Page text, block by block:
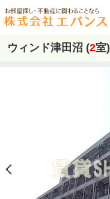
ウィンド津田沼 (2室)